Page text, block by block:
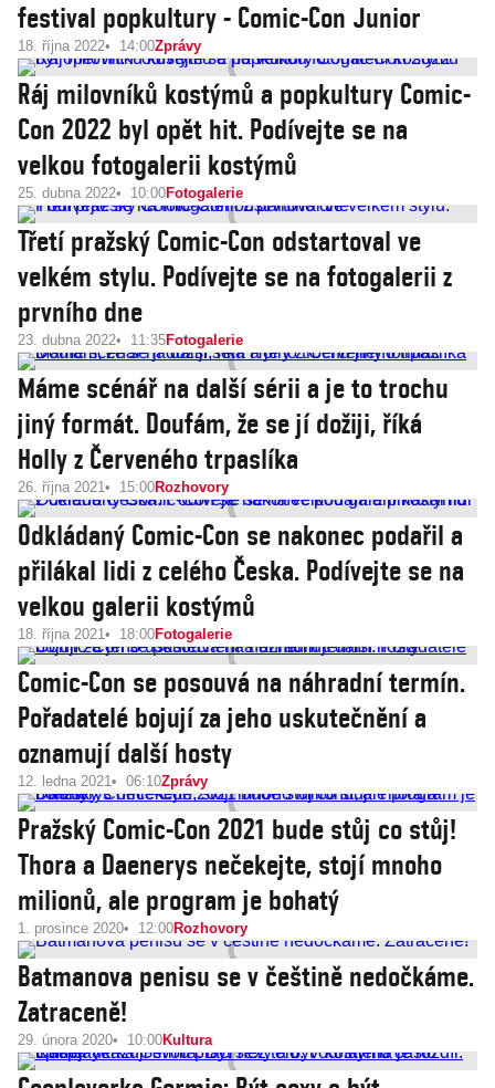
festival popkultury - Comic-Con Junior
18. října 2022 14:00Zprávy
Ráj milovníků kostýmů a popkultury Comic-
Con 2022 byl opět hit. Podívejte se na
velkou fotogalerii kostýmů
25. dubna 2022 10:00Fotogalerie
Třetí pražský Comic-Con odstartoval ve
velkém stylu. Podívejte se na fotogalerii z
prvního dne
23. dubna 2022 11:35Fotogalerie
Máme scénář na další sérii a je to trochu
jiný formát. Doufám, že se jí dožiji, říká
Holly z Červeného trpaslíka
26. října 2021 15:00Rozhovory
Odkládaný Comic-Con se nakonec podařil a
přilákal lidi z celého Česka. Podívejte se na
velkou galerii kostýmů
18. října 2021 18:00Fotogalerie
Comic-Con se posouvá na náhradní termín.
Pořadatelé bojují za jeho uskutečnění a
oznamují další hosty
12. ledna 2021 06:10Zprávy
Pražský Comic-Con 2021 bude stůj co stůj!
Thora a Daenerys nečekejte, stojí mnoho
milionů, ale program je bohatý
1. prosince 2020 12:00Rozhovory
Batmanova penisu se v češtině nedočkáme.
Zatraceně!
29. února 2020 10:00Kultura